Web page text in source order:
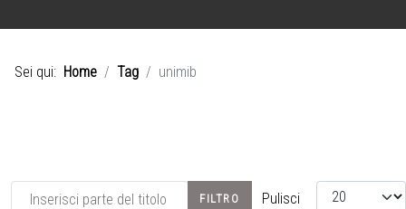
Sei qui: Home Tag unimib
Inserisci parte del titolo FILTRO Pulisci Visualizza #